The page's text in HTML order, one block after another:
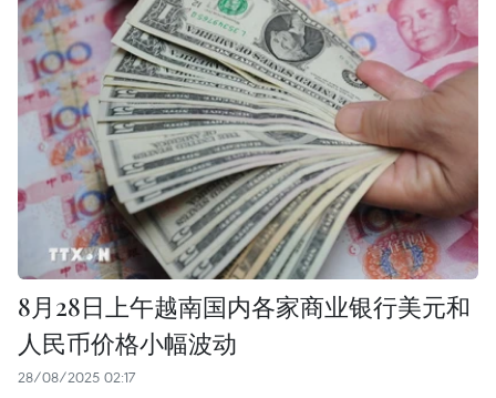
8月28日上午越南国内各家商业银行美元和
人民币价格小幅波动
28/08/2025 02:17